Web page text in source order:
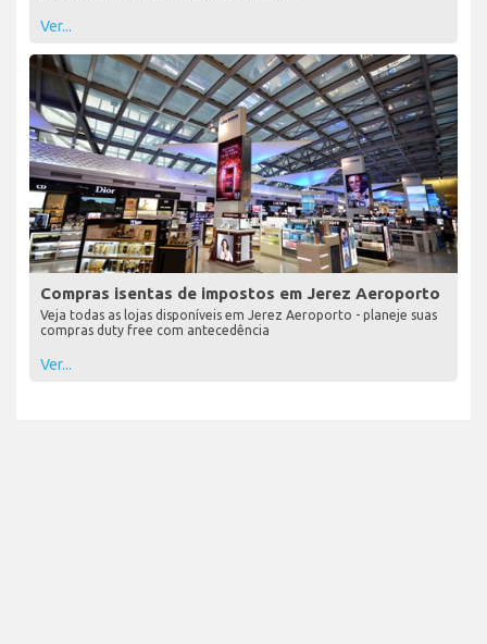
Ver...
Compras isentas de impostos em Jerez Aeroporto
Veja todas as lojas disponíveis em Jerez Aeroporto - planeje suas
compras duty free com antecedência
Ver...